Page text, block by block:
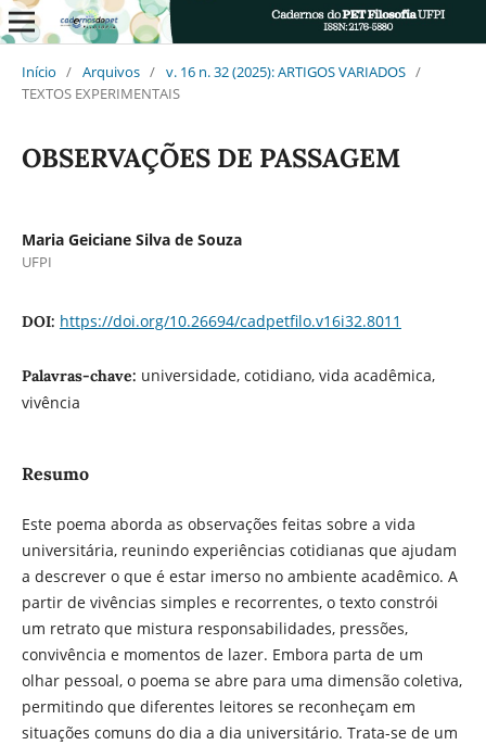
Início / Arquivos / v. 16 n. 32 (2025): ARTIGOS VARIADOS /
TEXTOS EXPERIMENTAIS
OBSERVAÇÕES DE PASSAGEM
Maria Geiciane Silva de Souza
UFPI
DOI: https://doi.org/10.26694/cadpetfilo.v16i32.8011
Palavras-chave: universidade, cotidiano, vida acadêmica,
vivência
Resumo
Este poema aborda as observações feitas sobre a vida
universitária, reunindo experiências cotidianas que ajudam
a descrever o que é estar imerso no ambiente acadêmico. A
partir de vivências simples e recorrentes, o texto constrói
um retrato que mistura responsabilidades, pressões,
convivência e momentos de lazer. Embora parta de um
olhar pessoal, o poema se abre para uma dimensão coletiva,
permitindo que diferentes leitores se reconheçam em
situações comuns do dia a dia universitário. Trata-se de um